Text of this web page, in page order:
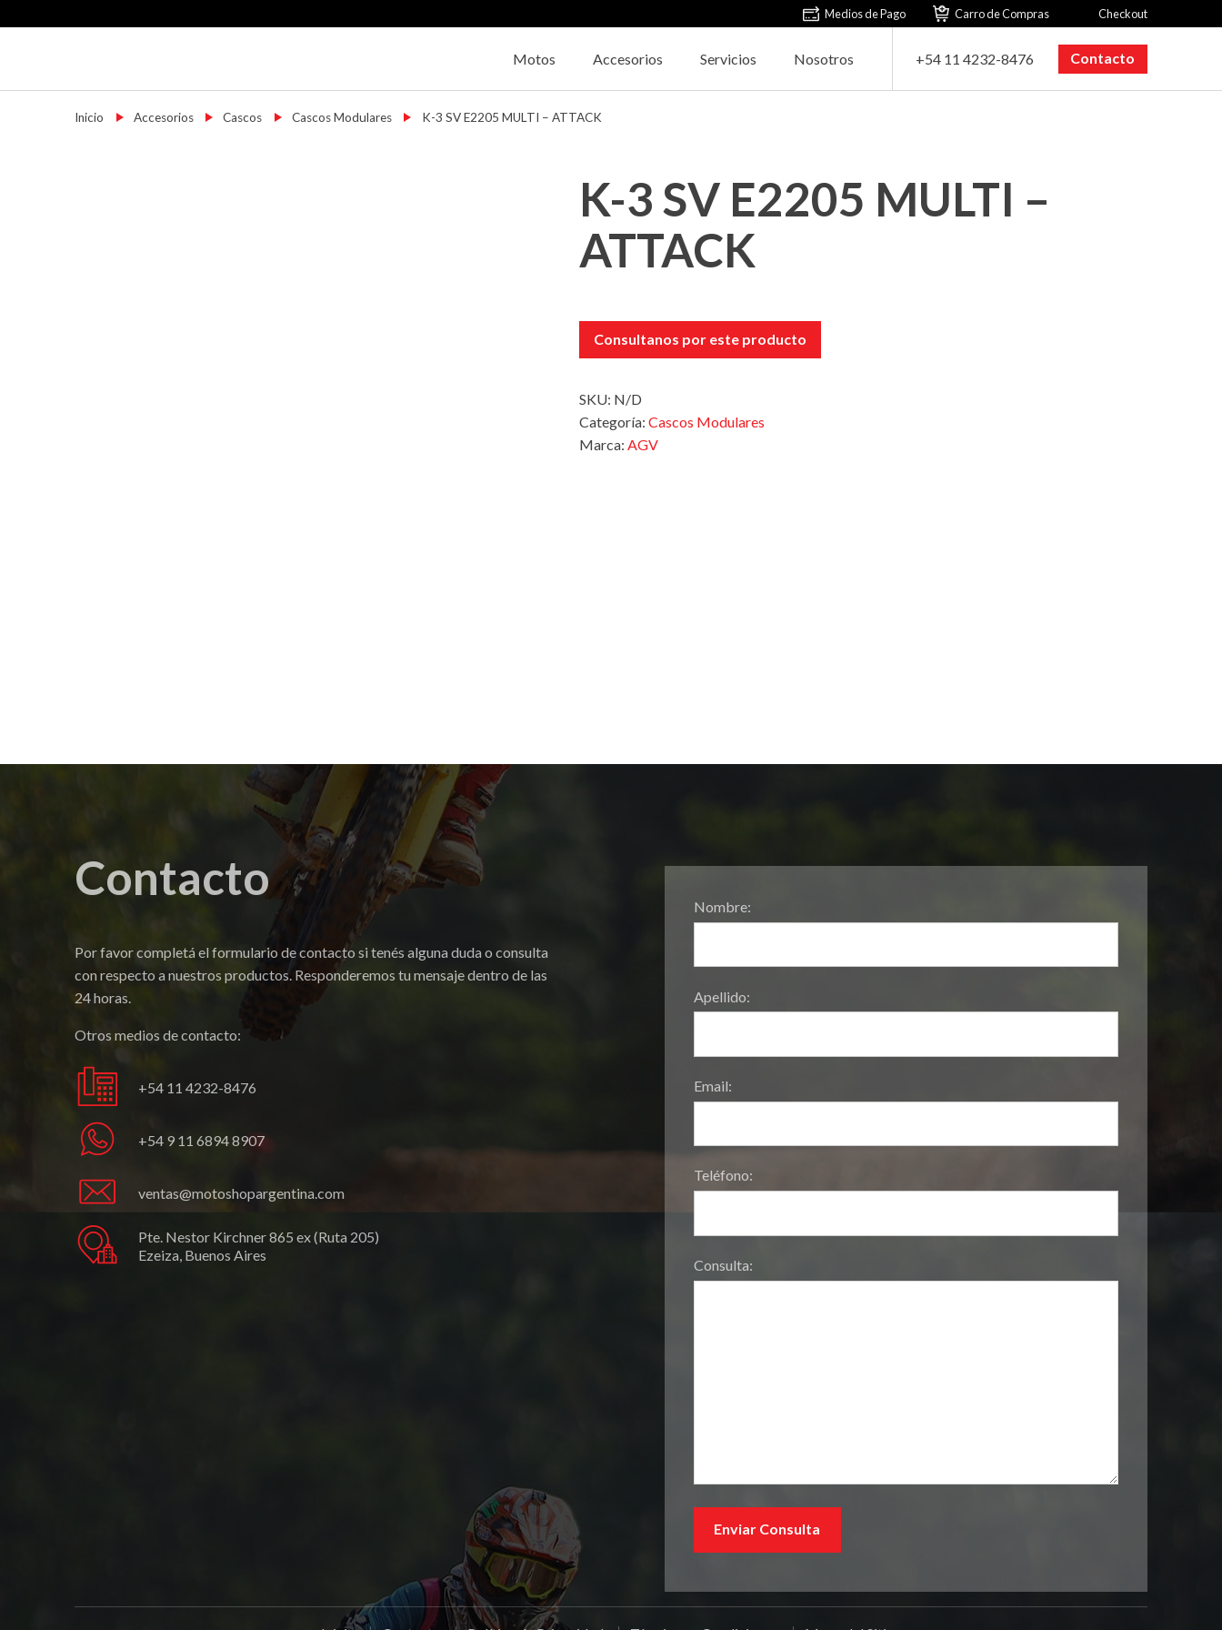
to
Medios de Pago Carro de Compras Checkout
Motoshop Ezeiza
Motos y Accesorios
+54 11 4232-8476 Contacto
Motos Accesorios Servicios Nosotros
Inicio → Accesorios→ Cascos → Cascos Modulares→ K-3 SV E2205 MULTI – ATTACK
K-3 SV E2205 MULTI –
ATTACK
Consultanos por este producto
SKU: N/D
Categoría:Cascos Modulares
Marca:AGV
Contacto
Por favor completá el formulario de contacto si tenés alguna duda o consulta
con respecto a nuestros productos. Responderemos tu mensaje dentro de las
24 horas.
Otros medios de contacto:
+54 11 4232-8476
+54 9 11 6894 8907
ventas@motoshopargentina.com
Pte. Nestor Kirchner 865 ex (Ruta 205)
Ezeiza, Buenos Aires
Nombre:
Apellido:
Email:
Teléfono:
Consulta: